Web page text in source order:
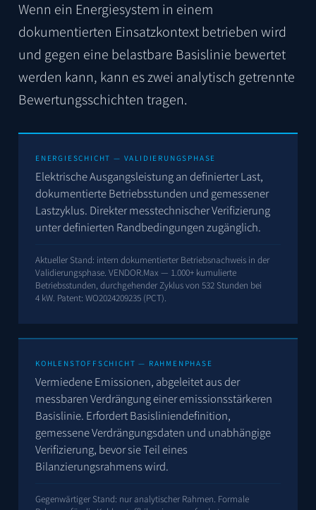
Wenn ein Energiesystem in einem
dokumentierten Einsatzkontext betrieben wird
und gegen eine belastbare Basislinie bewertet
werden kann, kann es zwei analytisch getrennte
Bewertungsschichten tragen.
ENERGIESCHICHT — VALIDIERUNGSPHASE
Elektrische Ausgangsleistung an definierter Last,
dokumentierte Betriebsstunden und gemessener
Lastzyklus. Direkter messtechnischer Verifizierung
unter definierten Randbedingungen zugänglich.
Aktueller Stand: intern dokumentierter Betriebsnachweis in der
Validierungsphase. VENDOR.Max — 1.000+ kumulierte
Betriebsstunden, durchgehender Zyklus von 532 Stunden bei
4 kW. Patent: WO2024209235 (PCT).
KOHLENSTOFFSCHICHT — RAHMENPHASE
Vermiedene Emissionen, abgeleitet aus der
messbaren Verdrängung einer emissionsstärkeren
Basislinie. Erfordert Basisliniendefinition,
gemessene Verdrängungsdaten und unabhängige
Verifizierung, bevor sie Teil eines
Bilanzierungsrahmens wird.
Gegenwärtiger Stand: nur analytischer Rahmen. Formale